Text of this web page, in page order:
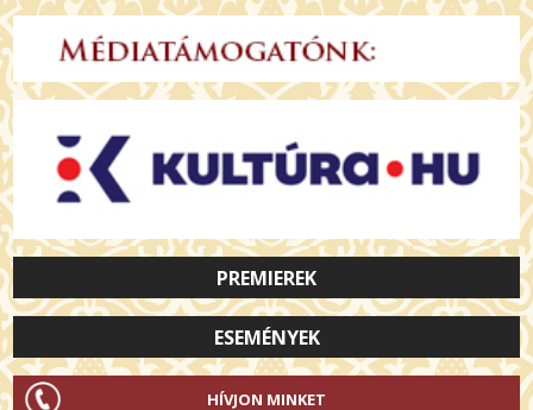
PREMIEREK
ESEMÉNYEK
HÍVJON MINKET